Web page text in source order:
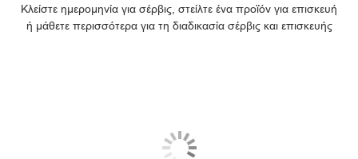
Κλείστε ημερομηνία για σέρβις, στείλτε ένα προϊόν για επισκευή
ή μάθετε περισσότερα για τη διαδικασία σέρβις και επισκευής